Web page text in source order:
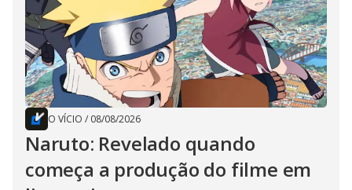
O VÍCIO / 08/08/2026
Naruto: Revelado quando
começa a produção do filme em